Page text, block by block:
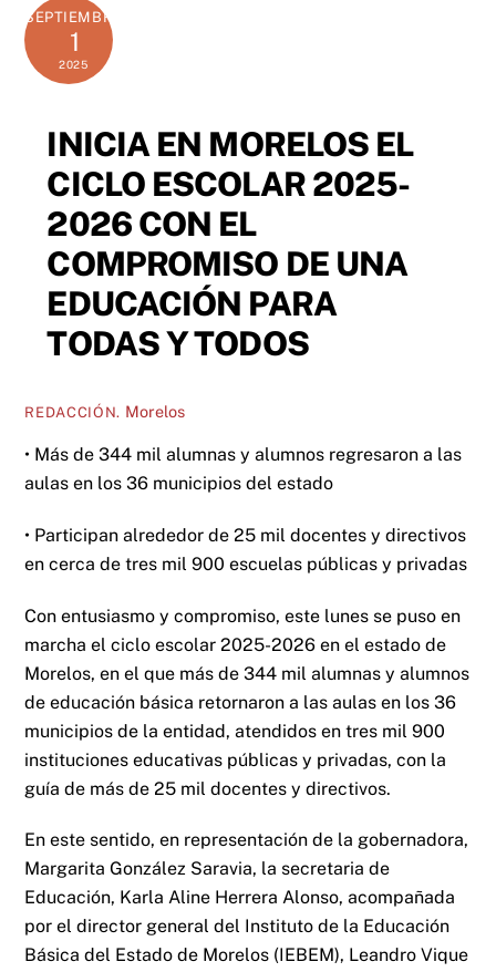
SEPTIEMBRE
1
2025
INICIA EN MORELOS EL
CICLO ESCOLAR 2025-
2026 CON EL
COMPROMISO DE UNA
EDUCACIÓN PARA
TODAS Y TODOS
REDACCIÓN. Morelos
• Más de 344 mil alumnas y alumnos regresaron a las
aulas en los 36 municipios del estado
• Participan alrededor de 25 mil docentes y directivos
en cerca de tres mil 900 escuelas públicas y privadas
Con entusiasmo y compromiso, este lunes se puso en
marcha el ciclo escolar 2025-2026 en el estado de
Morelos, en el que más de 344 mil alumnas y alumnos
de educación básica retornaron a las aulas en los 36
municipios de la entidad, atendidos en tres mil 900
instituciones educativas públicas y privadas, con la
guía de más de 25 mil docentes y directivos.
En este sentido, en representación de la gobernadora,
Margarita González Saravia, la secretaria de
Educación, Karla Aline Herrera Alonso, acompañada
por el director general del Instituto de la Educación
Básica del Estado de Morelos (IEBEM), Leandro Vique